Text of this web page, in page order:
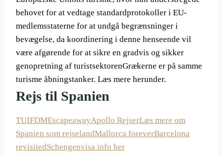
behovet for at vedtage standardprotokoller i EU-
medlemsstaterne for at undgå begrænsninger i
bevægelse, da koordinering i denne henseende vil
være afgørende for at sikre en gradvis og sikker
genopretning af turistsektorenGrækerne er på samme
turisme åbningstanker. Læs mere herunder.
Rejs til Spanien
TUIFDMEscapeawayApollo RejserLæs mere om
Spanien som rejselandMallorca foreverBarcelona
revisitedSchengenvisa info her